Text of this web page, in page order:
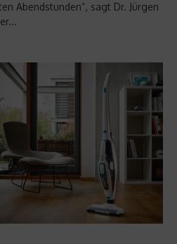
Abendstunden“, sagt Dr. Jürgen